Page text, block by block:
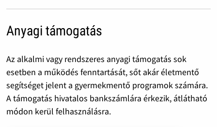
Anyagi támogatás
Az alkalmi vagy rendszeres anyagi támogatás sok
esetben a működés fenntartását, sőt akár életmentő
segítséget jelent a gyermekmentő programok számára.
A támogatás hivatalos bankszámlára érkezik, átlátható
módon kerül felhasználásra.